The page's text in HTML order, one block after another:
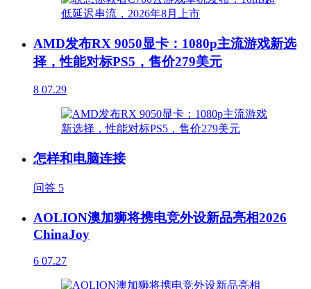
AMD发布RX 9050显卡：1080p主流游戏新选
择，性能对标PS5，售价279美元
8 07.29
怎样和电脑连接
问答 5
AOLION澳加狮将携电竞外设新品亮相2026
ChinaJoy
6 07.27